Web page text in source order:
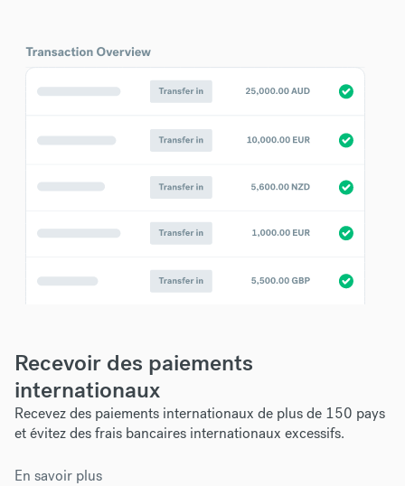
Recevoir des paiements
internationaux
Recevez des paiements internationaux de plus de 150 pays
et évitez des frais bancaires internationaux excessifs.
En savoir plus